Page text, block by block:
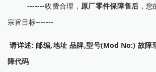
-------收费合理， 原厂零件保障售后 ，
宗旨目标-------
请详述: 邮编,地址 品牌,型号(Mod No:) 故障
障代码